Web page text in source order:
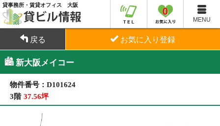
貸事務所・賃貸オフィス 大阪
MENU
0
戻る お気に入り登録
新大阪メイコー
物件番号：D101624
3階 37.56坪